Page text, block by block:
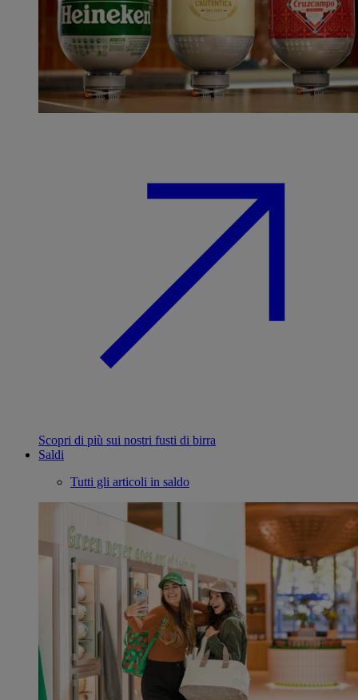
Scopri di più sui nostri fusti di birra
Saldi
Tutti gli articoli in saldo